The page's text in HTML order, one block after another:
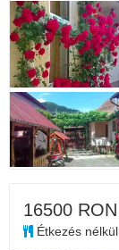
16500 RON
Étkezés nélkül